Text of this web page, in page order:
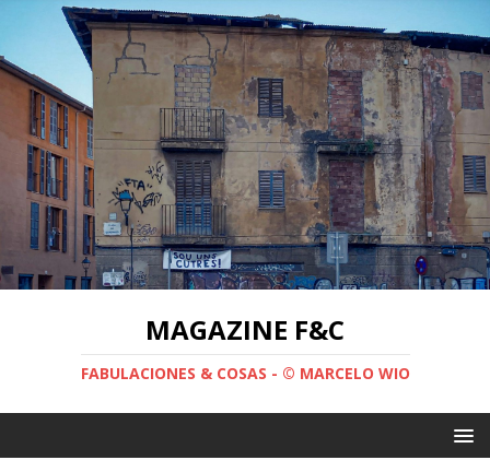
MAGAZINE F&C
FABULACIONES & COSAS - © MARCELO WIO